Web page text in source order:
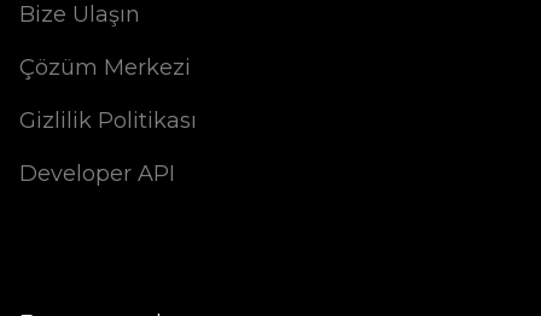
Bize Ulaşın
Çözüm Merkezi
Gizlilik Politikası
Developer API